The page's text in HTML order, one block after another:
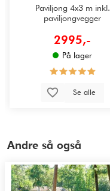
Paviljong 4x3 m inkl.
paviljongvegger
2995,-
På lager
Se alle
Andre så også